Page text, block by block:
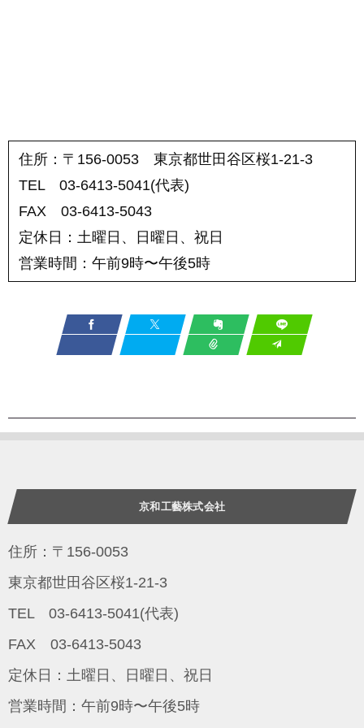
住所：〒156-0053 東京都世田谷区桜1-21-3
TEL 03-6413-5041(代表)
FAX 03-6413-5043
定休日：土曜日、日曜日、祝日
営業時間：午前9時〜午後5時
京和工藝株式会社
住所：〒156-0053
東京都世田谷区桜1-21-3
TEL 03-6413-5041(代表)
FAX 03-6413-5043
定休日：土曜日、日曜日、祝日
営業時間：午前9時〜午後5時